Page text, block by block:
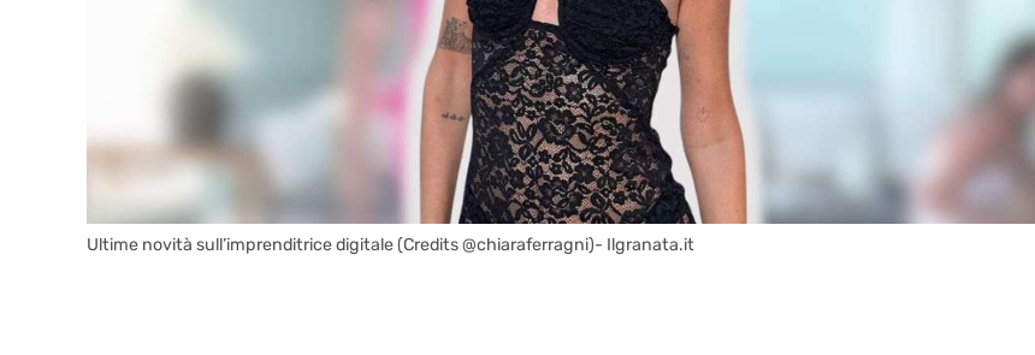
Ultime novità sull’imprenditrice digitale (Credits @chiaraferragni)- Ilgranata.it